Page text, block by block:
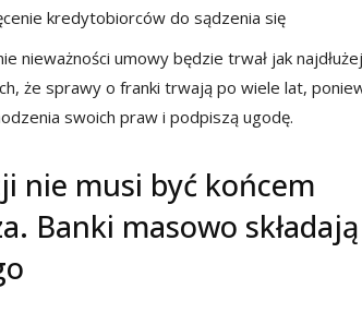
kredytobiorców do sądzenia się
nieważności umowy będzie trwał jak
że sprawy o franki trwają po wiele lat,
swoich praw i podpiszą ugodę.
nie musi być końcem
Banki masowo składają